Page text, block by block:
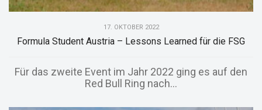
17. OKTOBER 2022
Formula Student Austria – Lessons Learned für die FSG
Für das zweite Event im Jahr 2022 ging es auf den
Red Bull Ring nach...